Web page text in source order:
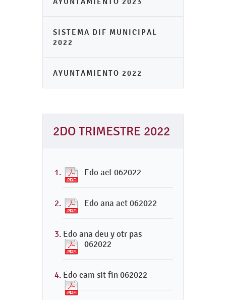
SISTEMA DIF MUNICIPAL
2022
AYUNTAMIENTO 2022
2DO TRIMESTRE 2022
Edo act 062022
Edo ana act 062022
Edo ana deu y otr pas
062022
Edo cam sit fin 062022